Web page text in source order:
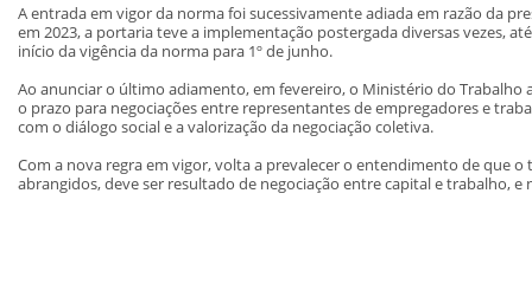
A entrada em vigor da norma foi sucessivamente adiada em razão da
em 2023, a portaria teve a implementação postergada diversas vezes,
início da vigência da norma para 1º de junho.
Ao anunciar o último adiamento, em fevereiro, o Ministério do Trabalho
o prazo para negociações entre representantes de empregadores e
com o diálogo social e a valorização da negociação coletiva.
Com a nova regra em vigor, volta a prevalecer o entendimento de que
abrangidos, deve ser resultado de negociação entre capital e trabalho, e